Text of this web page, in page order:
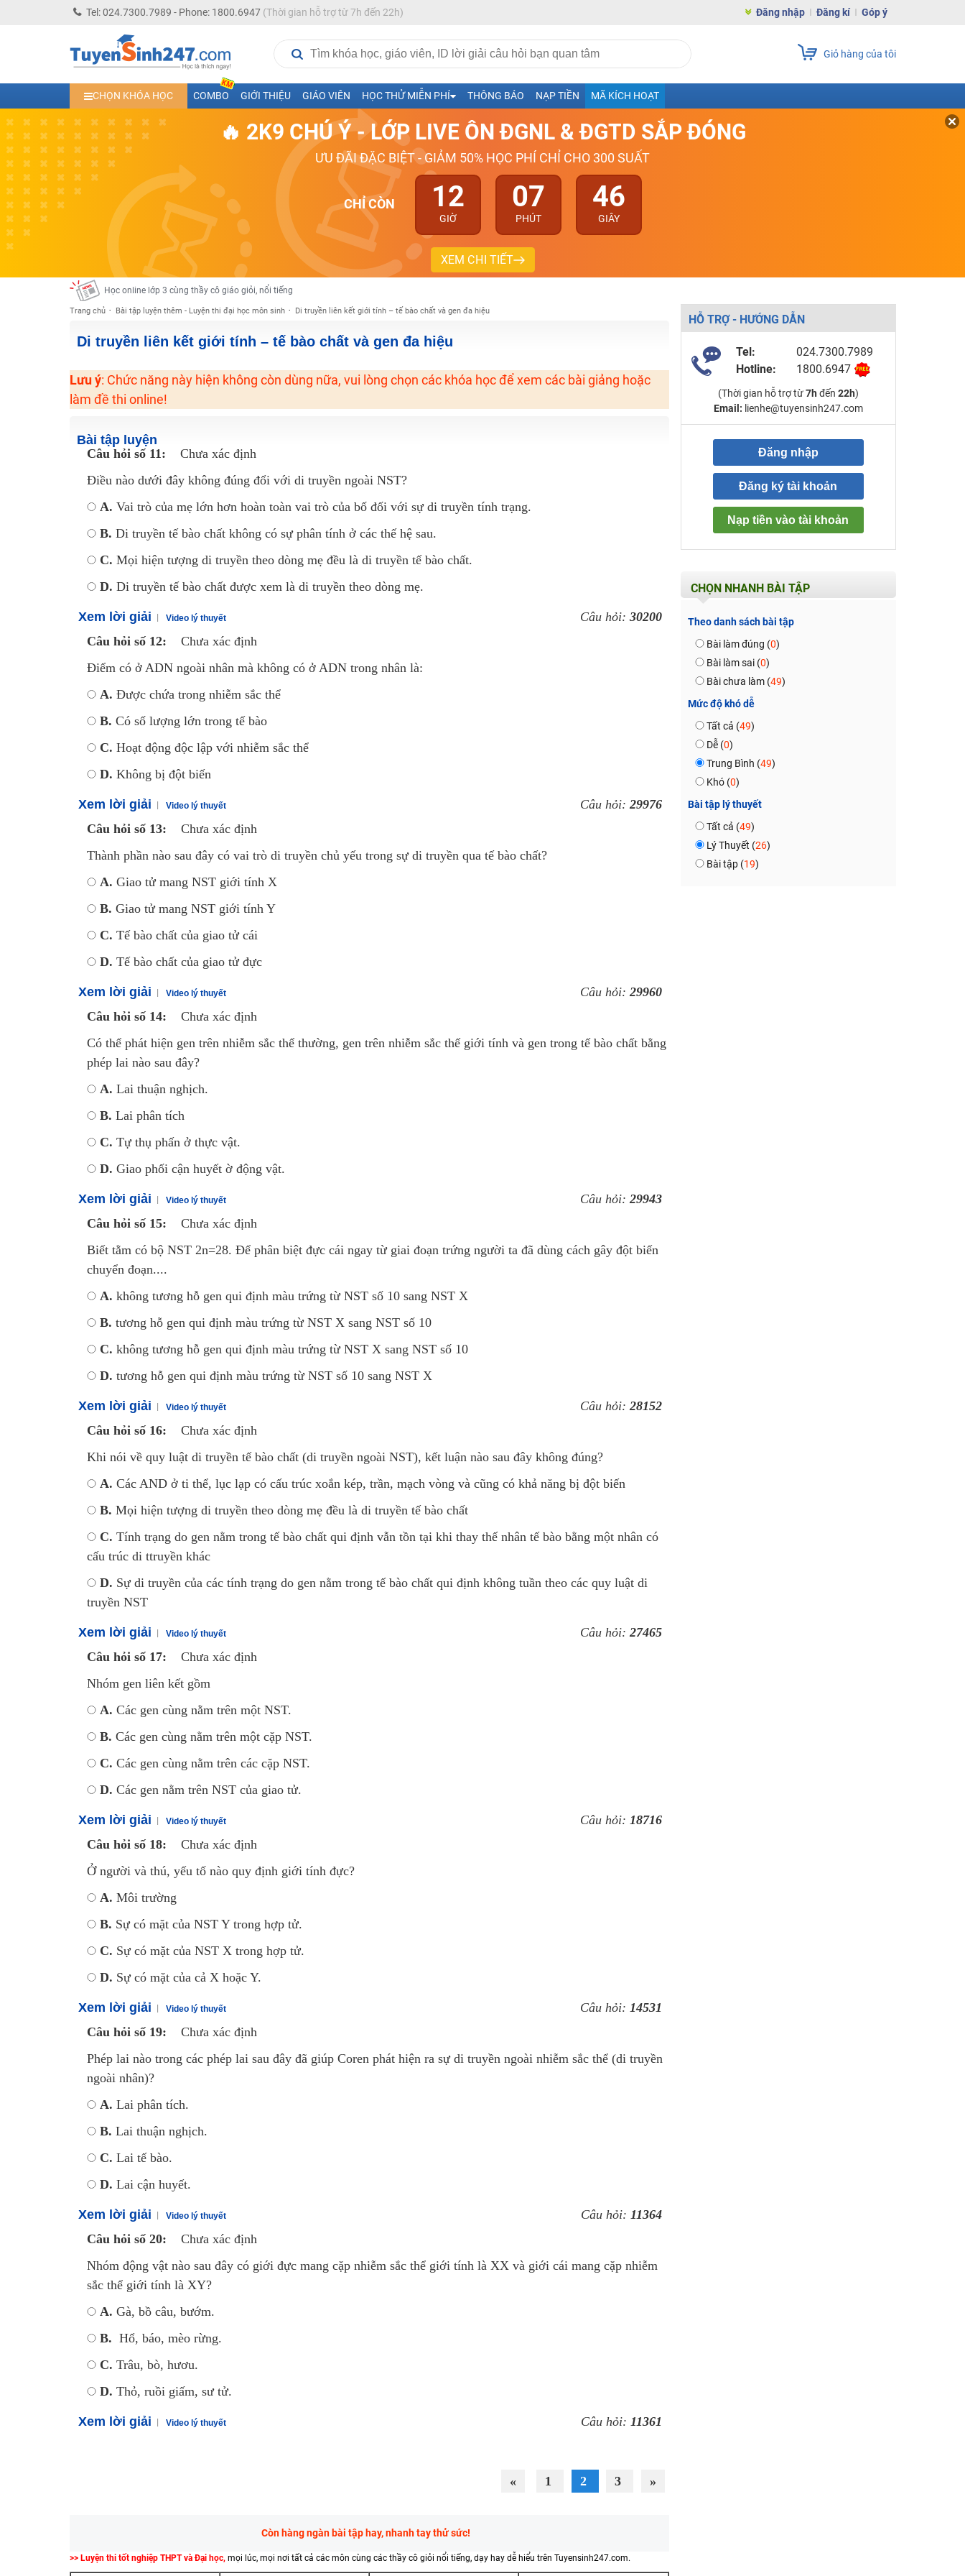
Tel: 024.7300.7989 - Phone: 1800.6947(Thời gian hỗ trợ từ 7h đến 22h) Đăng nhập Đăng kí Góp ý
Giỏ hàng của tôi
CHỌN KHÓA HỌC COMBO GIỚI THIỆU GIÁO VIÊN HỌC THỬ MIỄN PHÍ THÔNG BÁO NẠP TIỀN MÃ KÍCH HOẠT
🔥 2K9 CHÚ Ý - LỚP LIVE ÔN ĐGNL & ĐGTD SẮP ĐÓNG
ƯU ĐÃI ĐẶC BIỆT - GIẢM 50% HỌC PHÍ CHỈ CHO 300 SUẤT
CHỈ CÒN 12
GIỜ
07
PHÚT
45
GIÂY
XEM CHI TIẾT
Học trực tuyến lớp 10 các môn Toán - Lý - Hóa - Văn - Anh- Sinh-Sử-Địa cùng Thầy Cô giỏi, nổi tiếng
Học online trực tuyến cấp Tiểu học và THCS năm học 2026-2027
Học online lớp 5 cùng thầy cô giáo giỏi, nổi tiếng
Học online lớp 7 cùng thầy cô giáo giỏi
Học online lớp 6 cùng thầy cô giỏi, nổi tiếng
Học online lớp 8 cùng thầy cô giáo giỏi
2K13! Bứt Phá Lớp 5 Năm Học 2023 - 2024
Học online lớp 4 cùng thầy cô giáo giỏi, nổi tiếng
Học online lớp 3 cùng thầy cô giáo giỏi, nổi tiếng
Học online lớp 2 với thầy cô giáo giỏi, nổi tiếng
2K6! Lộ Trình Sun 2024 - Ba bước luyện thi TN THPT - ĐH ít nhất 25 điểm
Khuyến Mãi Khoá Học 1K Chỉ Từ 11-13/09/2024
Đồng giá khóa học 499K - 399K (13/11-15/11)
Khai giảng khóa Ngữ văn 7 - xây nền vững chắc cho tương lai!
Trang chủ Bài tập luyện thêm - Luyện thi đại học môn sinh Di truyền liên kết giới tính – tế bào chất và gen đa hiệu
Di truyền liên kết giới tính – tế bào chất và gen đa hiệu
Lưu ý: Chức năng này hiện không còn dùng nữa, vui lòng chọn các khóa học để xem các bài giảng hoặc
làm đề thi online!
Bài tập luyện
Câu hỏi số 11:
Chưa xác định
Điều nào dưới đây không đúng đổi với di truyền ngoài NST?
A. Vai trò của mẹ lớn hơn hoàn toàn vai trò của bố đối với sự di truyền tính trạng.
B. Di truyền tế bào chất không có sự phân tính ở các thế hệ sau.
C. Mọi hiện tượng di truyền theo dòng mẹ đều là di truyền tế bào chất.
D. Di truyền tế bào chất được xem là di truyền theo dòng mẹ.
Xem lời giải Video lý thuyết Câu hỏi: 30200
Câu hỏi số 12:
Chưa xác định
Điểm có ở ADN ngoài nhân mà không có ở ADN trong nhân là:
A. Được chứa trong nhiễm sắc thể
B. Có số lượng lớn trong tế bào
C. Hoạt động độc lập với nhiễm sắc thể
D. Không bị đột biến
Xem lời giải Video lý thuyết Câu hỏi:29976
Câu hỏi số 13:
Chưa xác định
Thành phần nào sau đây có vai trò di truyền chủ yếu trong sự di truyền qua tế bào chất?
A. Giao tử mang NST giới tính X
B. Giao tử mang NST giới tính Y
C. Tế bào chất của giao tử cái
D. Tế bào chất của giao tử đực
Xem lời giải Video lý thuyết Câu hỏi:29960
Câu hỏi số 14:
Chưa xác định
Có thể phát hiện gen trên nhiễm sắc thể thường, gen trên nhiễm sắc thế giới tính và gen trong tế bào chất bằng
phép lai nào sau đây?
A. Lai thuận nghịch.
B. Lai phân tích
C. Tự thụ phấn ở thực vật.
D. Giao phối cận huyết ờ động vật.
Xem lời giải Video lý thuyết Câu hỏi:29943
Câu hỏi số 15:
Chưa xác định
Biết tằm có bộ NST 2n=28. Để phân biệt đực cái ngay từ giai đoạn trứng người ta đã dùng cách gây đột biến
chuyển đoạn....
A. không tương hỗ gen qui định màu trứng từ NST số 10 sang NST X
B. tương hỗ gen qui định màu trứng từ NST X sang NST số 10
C. không tương hỗ gen qui định màu trứng từ NST X sang NST số 10
D. tương hỗ gen qui định màu trứng từ NST số 10 sang NST X
Xem lời giải Video lý thuyết Câu hỏi:28152
Câu hỏi số 16:
Chưa xác định
Khi nói về quy luật di truyền tế bào chất (di truyền ngoài NST), kết luận nào sau đây không đúng?
A. Các AND ở ti thể, lục lạp có cấu trúc xoắn kép, trần, mạch vòng và cũng có khả năng bị đột biến
B. Mọi hiện tượng di truyền theo dòng mẹ đều là di truyền tế bào chất
C. Tính trạng do gen nằm trong tế bào chất qui định vẫn tồn tại khi thay thế nhân tế bào bằng một nhân có
cấu trúc di ttruyền khác
D. Sự di truyền của các tính trạng do gen nằm trong tế bào chất qui định không tuần theo các quy luật di
truyền NST
Xem lời giải Video lý thuyết Câu hỏi:27465
Câu hỏi số 17:
Chưa xác định
Nhóm gen liên kết gồm
A. Các gen cùng nằm trên một NST.
B. Các gen cùng nằm trên một cặp NST.
C. Các gen cùng nằm trên các cặp NST.
D. Các gen nằm trên NST của giao tử.
Xem lời giải Video lý thuyết Câu hỏi: 18716
Câu hỏi số 18:
Chưa xác định
Ở người và thú, yếu tố nào quy định giới tính đực?
A. Môi trường
B. Sự có mặt của NST Y trong hợp tử.
C. Sự có mặt của NST X trong hợp tử.
D. Sự có mặt của cả X hoặc Y.
Xem lời giải Video lý thuyết Câu hỏi: 14531
Câu hỏi số 19:
Chưa xác định
Phép lai nào trong các phép lai sau đây đã giúp Coren phát hiện ra sự di truyền ngoài nhiễm sắc thể (di truyền
ngoài nhân)?
A. Lai phân tích.
B. Lai thuận nghịch.
C. Lai tế bào.
D. Lai cận huyết.
Xem lời giải Video lý thuyết Câu hỏi: 11364
Câu hỏi số 20:
Chưa xác định
Nhóm động vật nào sau đây có giới đực mang cặp nhiễm sắc thể giới tính là XX và giới cái mang cặp nhiễm
sắc thể giới tính là XY?
A. Gà, bồ câu, bướm.
B. Hổ, báo, mèo rừng.
C. Trâu, bò, hươu.
D. Thỏ, ruồi giấm, sư tử.
Xem lời giải Video lý thuyết Câu hỏi: 11361
« 1 2 3 »
Còn hàng ngàn bài tập hay, nhanh tay thử sức!
>> Luyện thi tốt nghiệp THPT và Đại học, mọi lúc, mọi nơi tất cả các môn cùng các thầy cô giỏi nổi tiếng, dạy hay dễ hiểu trên Tuyensinh247.com.
HỖ TRỢ - HƯỚNG DẪN
Tel:
024.7300.7989
Hotline:
1800.6947
(Thời gian hỗ trợ từ7h đến 22h)
Email: lienhe@tuyensinh247.com
Đăng nhập
Đăng ký tài khoản
Nạp tiền vào tài khoản
CHỌN NHANH BÀI TẬP
Theo danh sách bài tập
Bài làm đúng (0)
Bài làm sai (0)
Bài chưa làm (49)
Mức độ khó dễ
Tất cả (49)
Dễ (0)
Trung Bình (49)
Khó (0)
Bài tập lý thuyết
Tất cả (49)
Lý Thuyết (26)
Bài tập (19)